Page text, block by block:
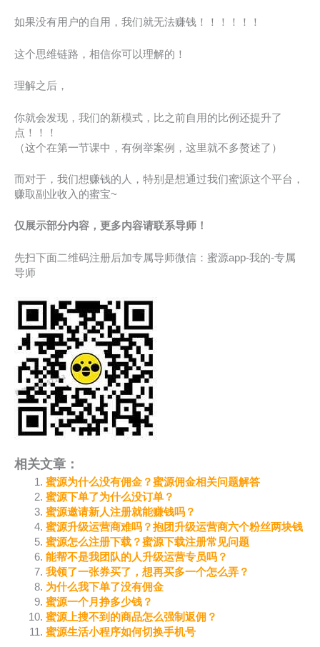
如果没有用户的自用，我们就无法赚钱！！！！！！
这个思维链路，相信你可以理解的！
理解之后，
你就会发现，我们的新模式，比之前自用的比例还提升了
点！！！
（这个在第一节课中，有例举案例，这里就不多赘述了）
而对于，我们想赚钱的人，特别是想通过我们蜜源这个平台，
赚取副业收入的蜜宝~
仅展示部分内容，更多内容请联系导师！
先扫下面二维码注册后加专属导师微信：蜜源app-我的-专属
导师
相关文章：
蜜源为什么没有佣金？蜜源佣金相关问题解答
蜜源下单了为什么没订单？
蜜源邀请新人注册就能赚钱吗？
蜜源升级运营商难吗？抱团升级运营商六个粉丝两块钱
蜜源怎么注册下载？蜜源下载注册常见问题
能帮不是我团队的人升级运营专员吗？
我领了一张券买了，想再买多一个怎么弄？
为什么我下单了没有佣金
蜜源一个月挣多少钱？
蜜源上搜不到的商品怎么强制返佣？
蜜源生活小程序如何切换手机号